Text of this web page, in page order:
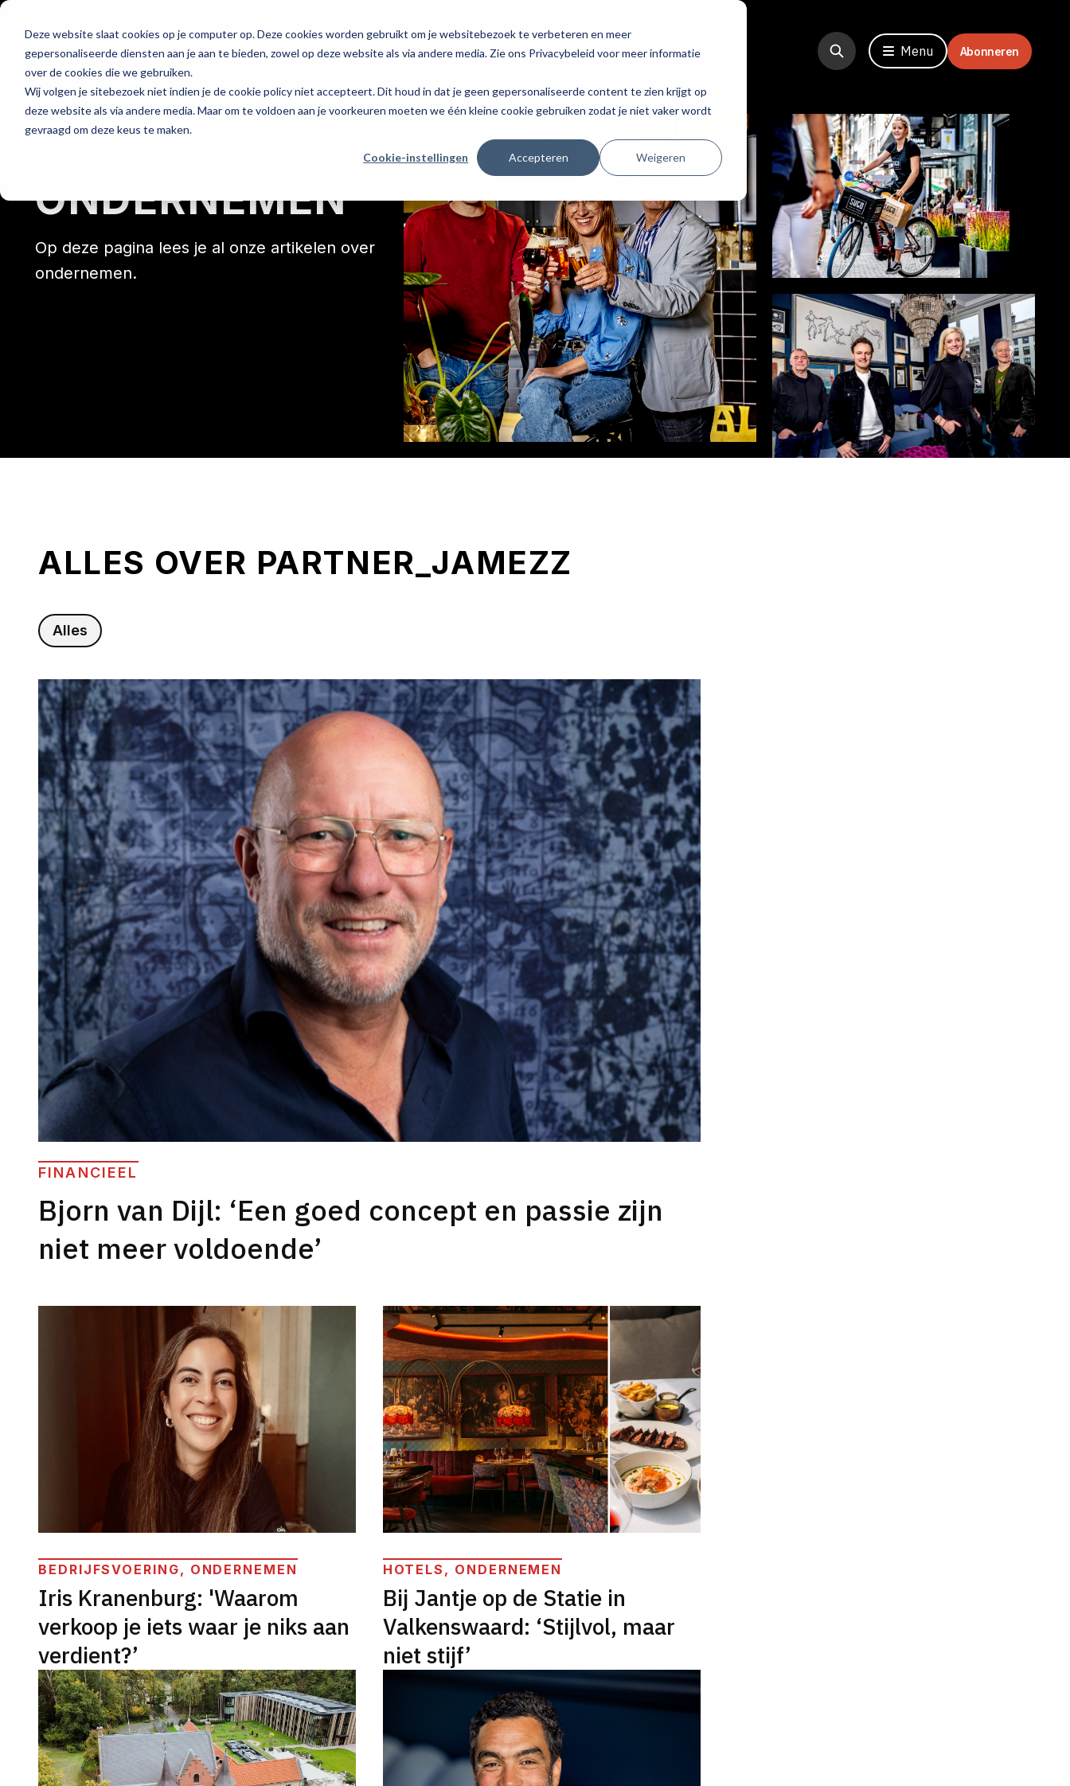
Deze website slaat cookies op je computer op. Deze cookies worden gebruikt om je websitebezoek te verbeteren en meer
gepersonaliseerde diensten aan je aan te bieden, zowel op deze website als via andere media. Zie ons Privacybeleid voor meer informatie
over de cookies die we gebruiken.
Wij volgen je sitebezoek niet indien je de cookie policy niet accepteert. Dit houd in dat je geen gepersonaliseerde content te zien krijgt op
deze website als via andere media. Maar om te voldoen aan je voorkeuren moeten we één kleine cookie gebruiken zodat je niet vaker wordt
gevraagd om deze keus te maken.
Cookie-instellingen Accepteren Weigeren
Hét platform voor
de horeca
Menu Abonneren
Home
ONDERNEMEN
Op deze pagina lees je al onze artikelen over
ondernemen.
ALLES OVER PARTNER_JAMEZZ
Alles
FINANCIEEL
Bjorn van Dijl: ‘Een goed concept en passie zijn
niet meer voldoende’
BEDRIJFSVOERING, ONDERNEMEN
Iris Kranenburg: 'Waarom
verkoop je iets waar je niks aan
verdient?’
HOTELS, ONDERNEMEN
Bij Jantje op de Statie in
Valkenswaard: ‘Stijlvol, maar
niet stijf’